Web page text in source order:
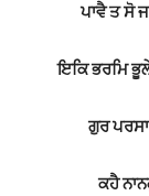
ਪਾਵੈ ਤ ਸੋ
ਇਕਿ ਭਰਮਿ
ਗੁਰ
ਕਹੈ